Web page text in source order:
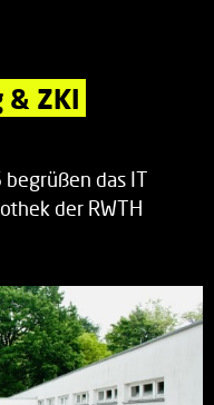
& ZKI
das IT
der RWTH